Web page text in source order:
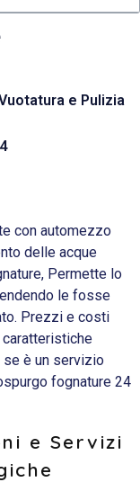
e Pulizia
con automezzo
delle acque
Permette lo
le fosse
Prezzi e costi
è un servizio
fognature 24
e Servizi